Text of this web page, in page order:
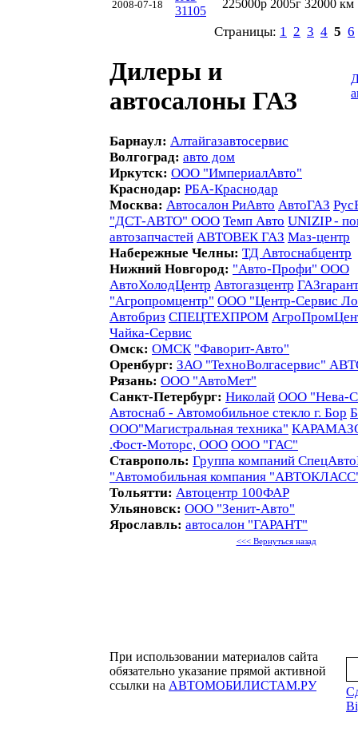
2008-07-18
31105
225000р 2005г 32000 км
Страницы: 1 2 3 4 5 6
Дилеры и
автосалоны ГАЗ
Барнаул: Алтайгазавтосервис
Волгоград: авто дом
Иркутск: ООО "ИмпериалАвто"
Краснодар: РБА-Краснодар
Москва: Автосалон РиАвто АвтоГАЗ
"ДСТ-АВТО" ООО Темп Авто UNIZIP -
автозапчастей АВТОВЕК ГАЗ Маз-центр
Набережные Челны: ТД Автоснабцентр
Нижний Новгород: "Авто-Профи" ООО
АвтоХолодЦентр Автогазцентр
"Агропромцентр" ООО "Центр-Сервис
Автобриз СПЕЦТЕХПРОМ
Чайка-Сервис
Омск: ОМСК "Фаворит-Авто"
Оренбург: ЗАО "ТехноВолгасервис"
Рязань: ООО "АвтоМет"
Санкт-Петербург: Николай ООО "Нева-
Автоснаб - Автомобильное стекло г. Бор
ООО"Магистральная техника"
.Фост-Моторс, ООО ООО "ГАС"
Ставрополь: Группа компаний
"Автомобильная компания
Тольятти: Автоцентр 100ФАР
Ульяновск: ООО "Зенит-Авто"
Ярославль: автосалон "ГАРАНТ"
<<< Вернуться назад
При использовании материалов сайта
обязательно указание прямой активной
ссылки на АВТОМОБИЛИСТАМ.РУ